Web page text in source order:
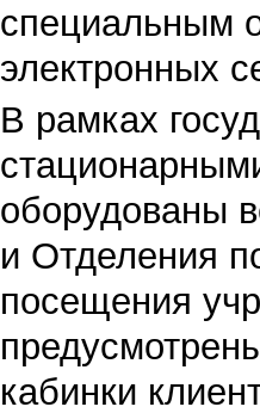
специальным
электронных
В рамках
оборудованы
и Отделения
посещения
кабинки